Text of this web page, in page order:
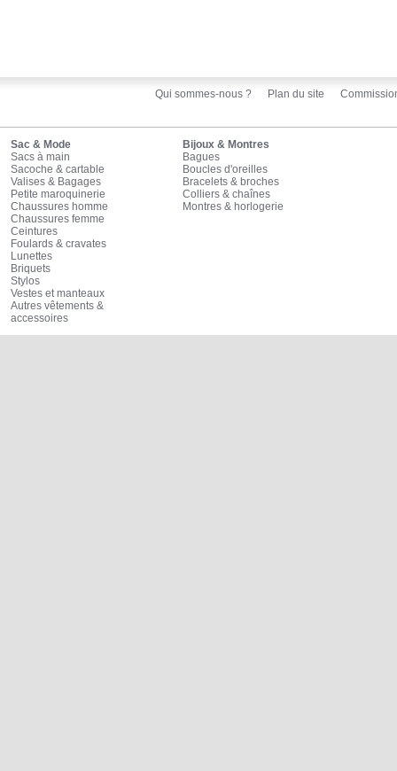
Qui sommes-nous ? Plan du site
Sac & Mode
Sacs à main
Sacoche & cartable
Valises & Bagages
Petite maroquinerie
Chaussures homme
Chaussures femme
Ceintures
Foulards & cravates
Lunettes
Briquets
Stylos
Vestes et manteaux
Autres vêtements &
accessoires
Bijoux & Montres
Bagues
Boucles d'oreilles
Bracelets & broches
Colliers & chaînes
Montres & horlogerie